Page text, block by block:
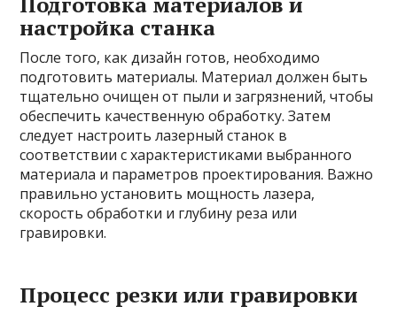
настройка станка
После того, как дизайн готов, необходимо
подготовить материалы. Материал должен быть
тщательно очищен от пыли и загрязнений, чтобы
обеспечить качественную обработку. Затем
следует настроить лазерный станок в
соответствии с характеристиками выбранного
материала и параметров проектирования. Важно
правильно установить мощность лазера,
скорость обработки и глубину реза или
гравировки.
Процесс резки или гравировки